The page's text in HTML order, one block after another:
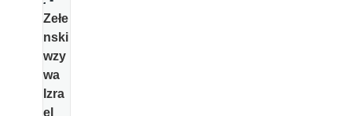
Zełe
nski
wzy
wa
Izra
el